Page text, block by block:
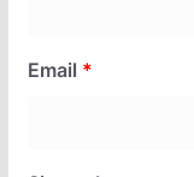
Email *